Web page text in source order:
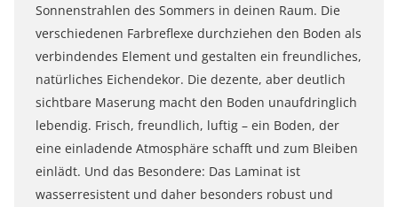
Sonnenstrahlen des Sommers in deinen Raum. Die
verschiedenen Farbreflexe durchziehen den Boden als
verbindendes Element und gestalten ein freundliches,
natürliches Eichendekor. Die dezente, aber deutlich
sichtbare Maserung macht den Boden unaufdringlich
lebendig. Frisch, freundlich, luftig – ein Boden, der
eine einladende Atmosphäre schafft und zum Bleiben
einlädt. Und das Besondere: Das Laminat ist
wasserresistent und daher besonders robust und